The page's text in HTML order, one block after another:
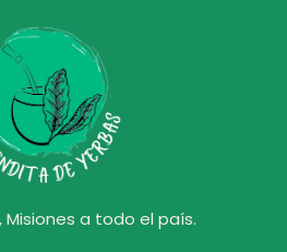
Misiones a todo el país.